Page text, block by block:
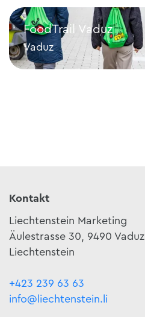
FoodTrail Vaduz
Vaduz
FoodTrail Vaduz
Kontakt
Liechtenstein Marketing
Äulestrasse 30, 9490 Vaduz
Liechtenstein
+423 239 63 63
info@liechtenstein.li